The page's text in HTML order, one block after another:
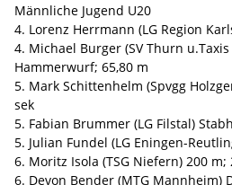
Männliche Jugend U20
4. Lorenz Herrmann (LG Region
4. Michael Burger (SV Thurn
Hammerwurf; 65,80 m
5. Mark Schittenhelm (Spvgg
sek
5. Fabian Brummer (LG Filstal)
5. Julian Fundel (LG Eningen-
6. Moritz Isola (TSG Niefern) 200 m;
6. Devon Bender (MTG Mannheim)